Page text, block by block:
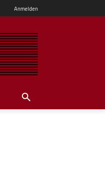
Anmelden